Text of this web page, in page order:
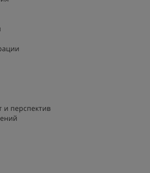
и перспектив